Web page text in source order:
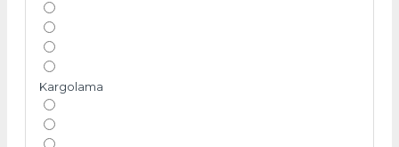
Kargolama